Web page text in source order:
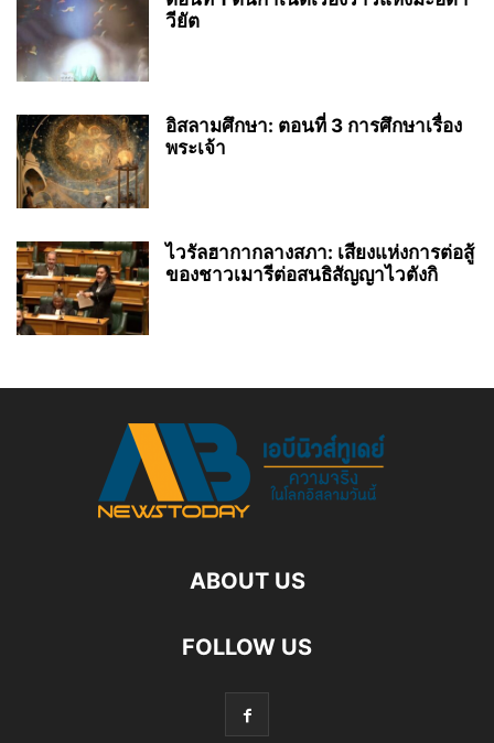
วียัต
อิสลามศึกษา: ตอนที่ 3 การศึกษาเรื่อง
พระเจ้า
ไวรัลฮากากลางสภา: เสียงแห่งการต่อสู้
ของชาวเมารีต่อสนธิสัญญาไวตังกิ
ABOUT US
FOLLOW US